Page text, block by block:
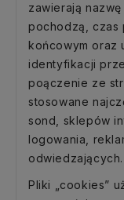
zawierają
pochodzą, czas
końcowym oraz
identyfikacji
poączenie ze
stosowane
sond, sklepów
logowania,
odwiedzających.
Pliki „cookies”